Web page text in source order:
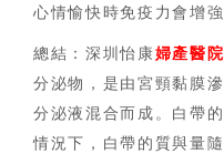
心情愉快時免疫力會增強
總結：深圳怡康婦產醫院
分泌物，是由宮頸黏膜
分泌液混合而成。白帶
情況下，白帶的質與量